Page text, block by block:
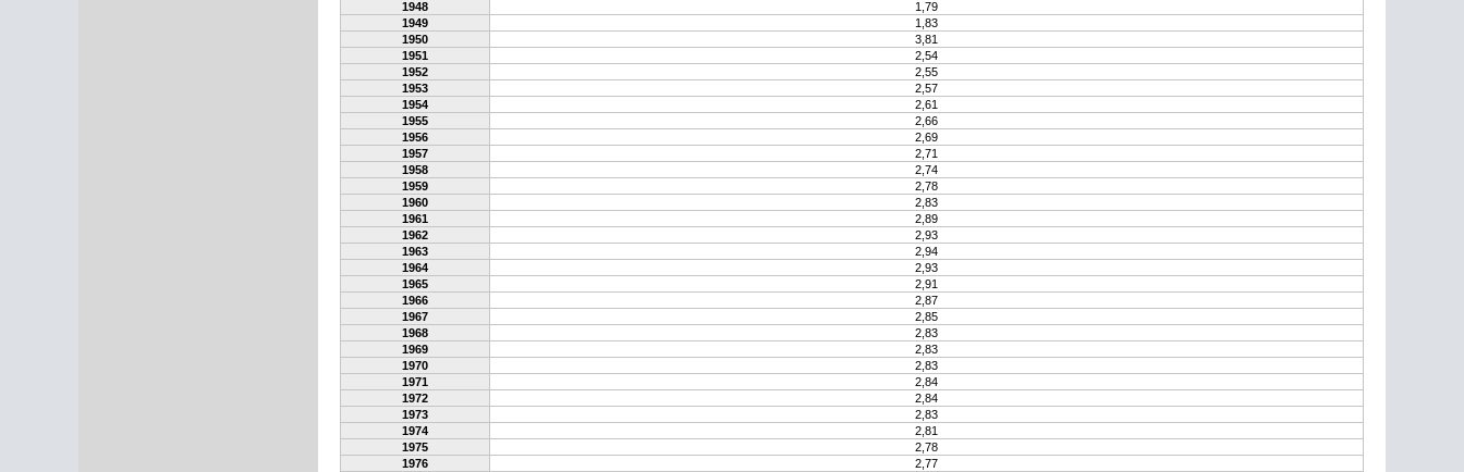
1948
1,79
1949
1,83
1950
3,81
1951
2,54
1952
2,55
1953
2,57
1954
2,61
1955
2,66
1956
2,69
1957
2,71
1958
2,74
1959
2,78
1960
2,83
1961
2,89
1962
2,93
1963
2,94
1964
2,93
1965
2,91
1966
2,87
1967
2,85
1968
2,83
1969
2,83
1970
2,83
1971
2,84
1972
2,84
1973
2,83
1974
2,81
1975
2,78
1976
2,77